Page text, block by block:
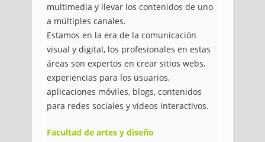
multimedia y llevar los contenidos de uno
a múltiples canales.
Estamos en la era de la comunicación
visual y digital, los profesionales en estas
áreas son expertos en crear sitios webs,
experiencias para los usuarios,
aplicaciones móviles, blogs, contenidos
para redes sociales y videos interactivos.
Facultad de artes y diseño